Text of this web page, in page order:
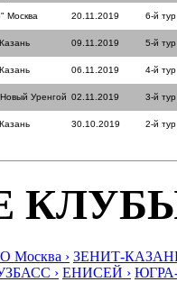
Москва 20.11.2019 6-й тур
09.11.2019 5-й тур
06.11.2019 4-й тур
Уренгой 02.11.2019 3-й тур
30.10.2019 2-й тур
› ЗЕНИТ-
› ЕНИСЕЙ ›